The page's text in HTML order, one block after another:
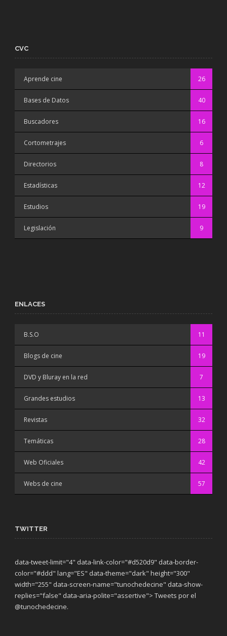
CVC
Aprende cine 26
Bases de Datos 40
Buscadores 16
Cortometrajes 6
Directorios 8
Estadísticas 12
Estudios 19
Legislación 9
ENLACES
B.S.O 11
Blogs de cine 19
DVD y Bluray en la red 7
Grandes estudios 13
Revistas 32
Temáticas 28
Web Oficiales 42
Webs de cine 57
TWITTER
data-tweet-limit="4" data-link-color="#d520d9" data-border-
color="#ddd" lang="ES" data-theme="dark" height="300"
width="255" data-screen-name="tunochedecine" data-show-
replies="false" data-aria-polite="assertive"> Tweets por el
@tunochedecine.